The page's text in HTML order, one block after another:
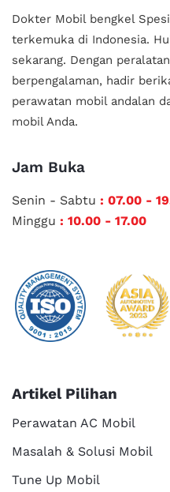
Dokter Mobil bengkel
terkemuka di Indonesia.
sekarang. Dengan
berpengalaman, hadir
perawatan mobil andalan
mobil Anda.
Jam Buka
Senin - Sabtu : 07.00 -
Minggu : 10.00 - 17.00
Artikel Pilihan
Perawatan AC Mobil
Masalah & Solusi Mobil
Tune Up Mobil